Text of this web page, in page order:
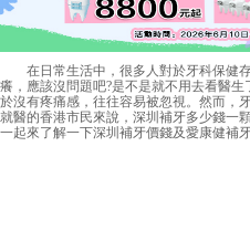
在日常生活中，很多人對於牙科保健存
癢，應該沒問題吧?是不是就不用去看醫
於沒有疼痛感，往往容易被忽視。然而，
就醫的香港市民來說，深圳補牙多少錢一
一起來了解一下深圳補牙價錢及愛康健補牙